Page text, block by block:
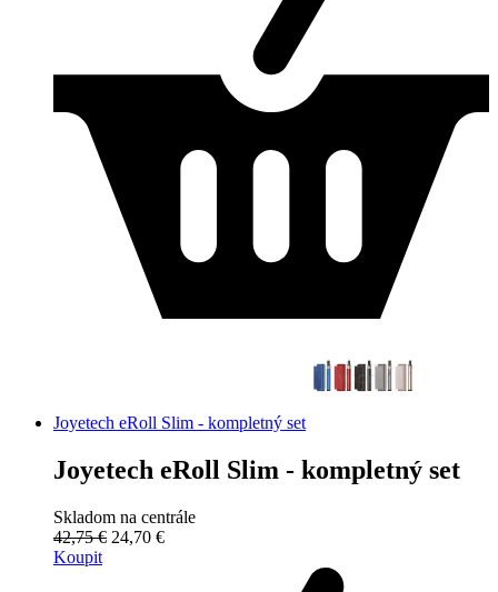
Joyetech eRoll Slim - kompletný set
Joyetech eRoll Slim - kompletný set
Skladom na centrále
42,75 € 24,70 €
Koupit